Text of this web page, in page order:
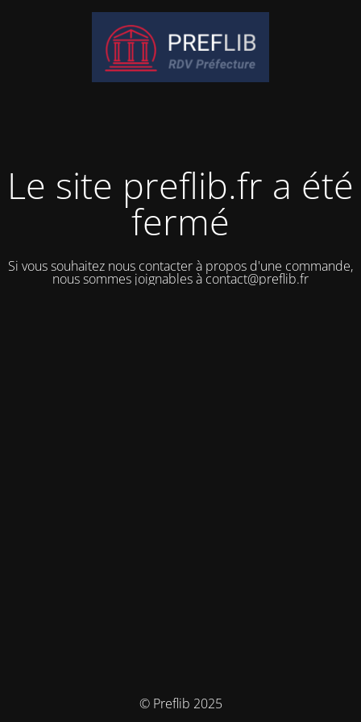
Le site preflib.fr a été
fermé
Si vous souhaitez nous contacter à propos d'une commande,
nous sommes joignables à contact@preflib.fr
© Preflib 2025